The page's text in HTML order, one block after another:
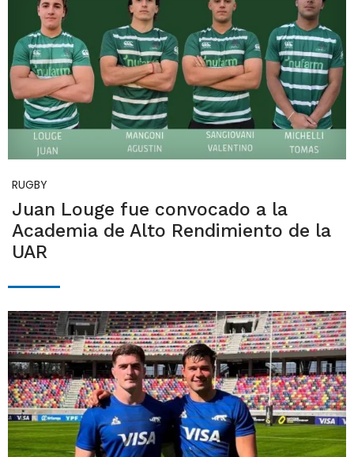
RUGBY
Juan Louge fue convocado a la
Academia de Alto Rendimiento de la
UAR